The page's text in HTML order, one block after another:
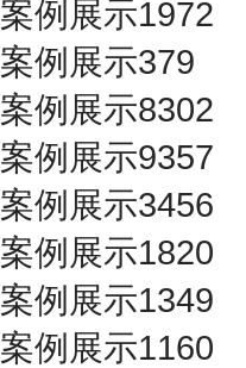
案例展示1972
案例展示379
案例展示8302
案例展示9357
案例展示3456
案例展示1820
案例展示1349
案例展示1160